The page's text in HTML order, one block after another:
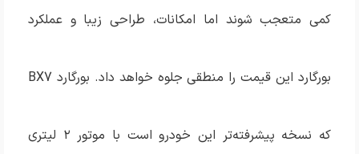
کمی متعجب شوند اما امکانات، طراحی زیبا و عملکرد
بورگارد این قیمت را منطقی جلوه خواهد داد. بورگارد BX7
که نسخه پیشرفته‌تر این خودرو است با موتور ۲ لیتری